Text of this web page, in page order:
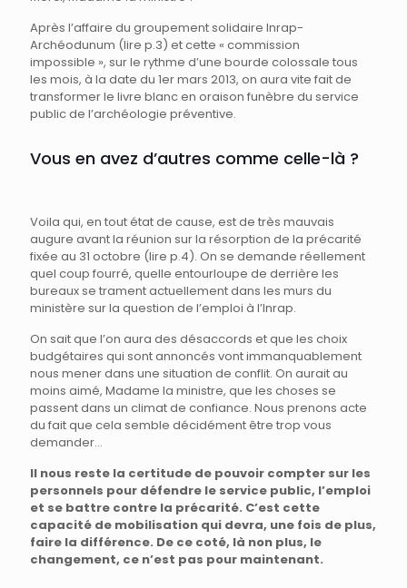
Après l’affaire du groupement solidaire Inrap-
Archéodunum (lire p.3) et cette « commission
impossible », sur le rythme d’une bourde colossale tous
les mois, à la date du 1er mars 2013, on aura vite fait de
transformer le livre blanc en oraison funèbre du service
public de l’archéologie préventive.
Vous en avez d’autres comme celle-là ?
Voila qui, en tout état de cause, est de très mauvais
augure avant la réunion sur la résorption de la précarité
fixée au 31 octobre (lire p.4). On se demande réellement
quel coup fourré, quelle entourloupe de derrière les
bureaux se trament actuellement dans les murs du
ministère sur la question de l’emploi à l’Inrap.
On sait que l’on aura des désaccords et que les choix
budgétaires qui sont annoncés vont immanquablement
nous mener dans une situation de conflit. On aurait au
moins aimé, Madame la ministre, que les choses se
passent dans un climat de confiance. Nous prenons acte
du fait que cela semble décidément être trop vous
demander…
Il nous reste la certitude de pouvoir compter sur les
personnels pour défendre le service public, l’emploi
et se battre contre la précarité. C’est cette
capacité de mobilisation qui devra, une fois de plus,
faire la différence. De ce coté, là non plus, le
changement, ce n’est pas pour maintenant.